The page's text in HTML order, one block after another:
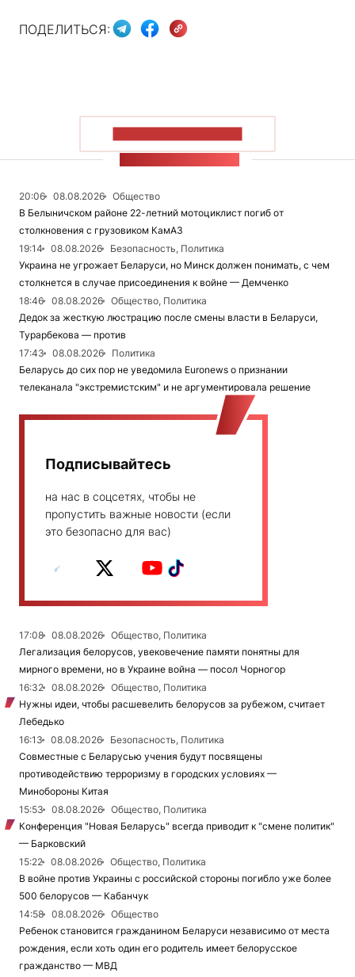
ПОДЕЛИТЬСЯ:
20:06 08.08.2026
Общество
В Белыничском районе 22-летний мотоциклист погиб от
столкновения с грузовиком КамАЗ
19:14
08.08.2026
Безопасность, Политика
Украина не угрожает Беларуси, но Минск должен понимать, с чем
столкнется в случае присоединения к войне — Демченко
18:46
08.08.2026
Общество, Политика
Дедок за жесткую люстрацию после смены власти в Беларуси,
Турарбекова — против
17:43
08.08.2026
Политика
Беларусь до сих пор не уведомила Euronews о признании
телеканала "экстремистским" и не аргументировала решение
Подписывайтесь
на нас в соцсетях, чтобы не
пропустить важные новости (если
это безопасно для вас)
17:08 08.08.2026
Общество, Политика
Легализация белорусов, увековечение памяти понятны для
мирного времени, но в Украине война — посол Чорногор
16:32
08.08.2026
Общество, Политика
Нужны идеи, чтобы расшевелить белорусов за рубежом, считает
Лебедько
16:13
08.08.2026
Безопасность, Политика
Совместные с Беларусью учения будут посвящены
противодействию терроризму в городских условиях —
Минобороны Китая
15:53
08.08.2026
Общество, Политика
Конференция "Новая Беларусь" всегда приводит к "смене политик"
— Барковский
15:22
08.08.2026
Общество, Политика
В войне против Украины с российской стороны погибло уже более
500 белорусов — Кабанчук
14:58
08.08.2026
Общество
Ребенок становится гражданином Беларуси независимо от места
рождения, если хоть один его родитель имеет белорусское
гражданство — МВД